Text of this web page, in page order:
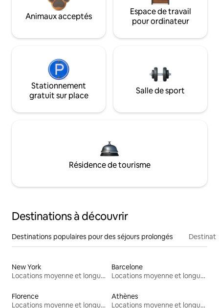
Animaux acceptés
Espace de travail
pour ordinateur
Stationnement
gratuit sur place
Salle de sport
Résidence de tourisme
Destinations à découvrir
Destinations populaires pour des séjours prolongés
New York
Locations moyenne et longue durée
Barcelone
Locations moyenne et longue durée
Florence
Locations moyenne et longue durée
Athènes
Locations moyenne et longue durée